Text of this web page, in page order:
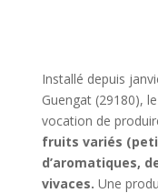
Installé depuis
Guengat (29180),
vocation de
fruits variés
d’aromatiques,
vivaces. Une